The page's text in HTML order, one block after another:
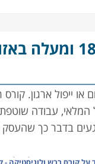
- קורסים לגילאי 18 ומעלה
ייפול ארגון.
המלאי, עבודה
בדבר כך שהעסק
ארגון ותפעול